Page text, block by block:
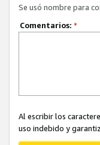
Se usó nombre para
Comentarios: *
Al escribir los
uso indebido y